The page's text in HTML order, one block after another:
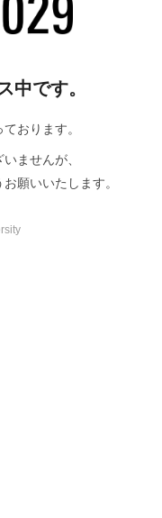
中です。
おります。
ませんが、
願いいたします。